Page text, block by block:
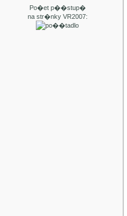
Po�et p��stup�
na str�nky VR2007: